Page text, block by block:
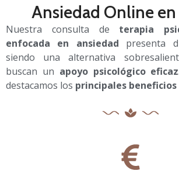
Ansiedad Online en
Nuestra consulta de terapia
enfocada en ansiedad presenta
siendo una alternativa
buscan un apoyo psicológico eficaz
destacamos los principales beneficios